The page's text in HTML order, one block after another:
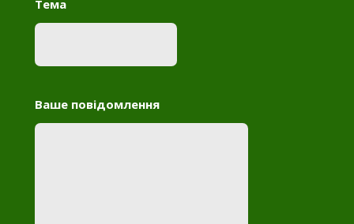
Тема
Ваше повідомлення